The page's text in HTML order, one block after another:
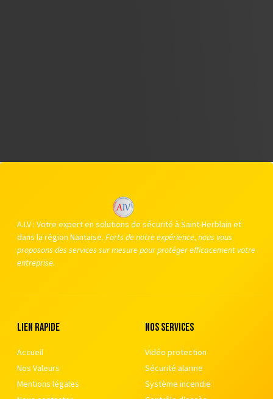
A.I.V : Votre expert en solutions de sécurité à Saint-Herblain et
dans la région Nantaise. Forts de notre expérience, nous vous
proposons des services sur mesure pour protéger efficacement votre
entreprise.
Lien rapide
Accueil
Nos Valeurs
Mentions légales
nos services
Vidéo protection
Sécurité alarme
Système incendie